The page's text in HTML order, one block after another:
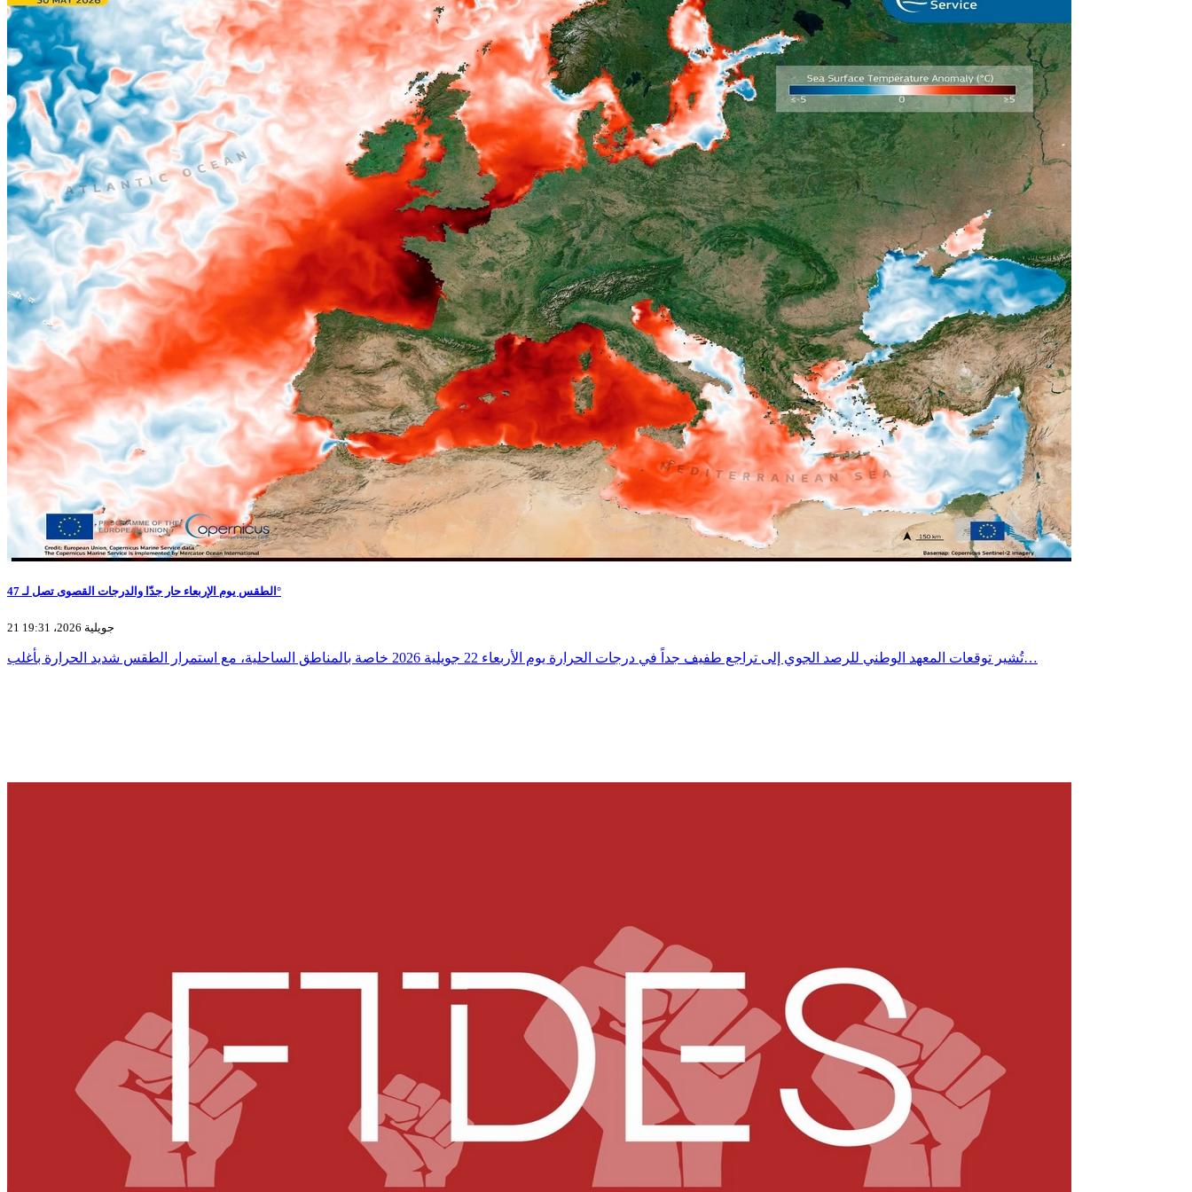
الطقس يوم الإربعاء حار جدّا والدرجات القصوى تصل لـ 47°
21 جويلية 2026، 19:31
تُشير توقعات المعهد الوطني للرصد الجوي إلى تراجع طفيف جداً في درجات الحرارة يوم الأربعاء 22 جويلية 2026 خاصة بالمناطق الساحلية، مع استمرار الطقس شديد الحرارة بأغلب…